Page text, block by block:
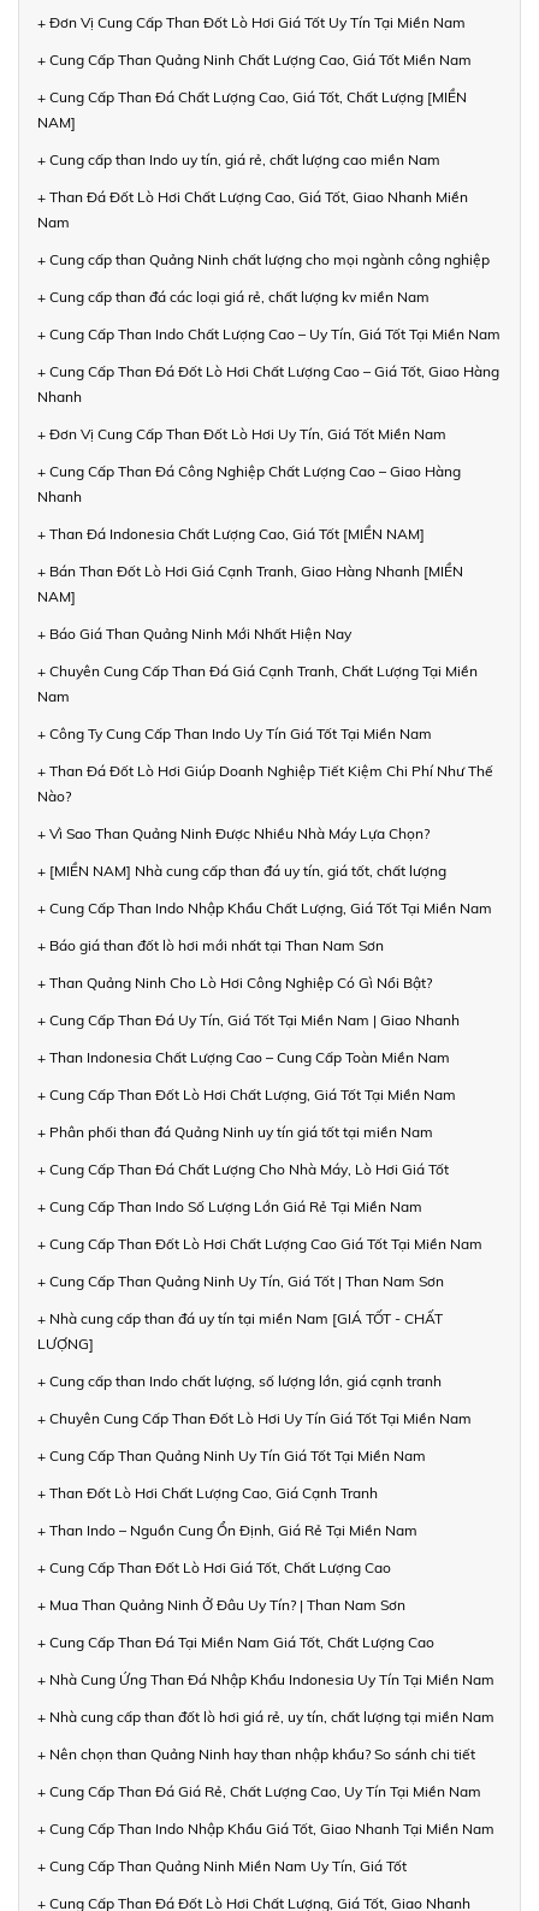
+ Đơn Vị Cung Cấp Than Đốt Lò Hơi Giá Tốt Uy Tín Tại Miền Nam
+ Cung Cấp Than Quảng Ninh Chất Lượng Cao, Giá Tốt Miền Nam
+ Cung Cấp Than Đá Chất Lượng Cao, Giá Tốt, Chất Lượng [MIỀN
NAM]
+ Cung cấp than Indo uy tín, giá rẻ, chất lượng cao miền Nam
+ Than Đá Đốt Lò Hơi Chất Lượng Cao, Giá Tốt, Giao Nhanh Miền
Nam
+ Cung cấp than Quảng Ninh chất lượng cho mọi ngành công nghiệp
+ Cung cấp than đá các loại giá rẻ, chất lượng kv miền Nam
+ Cung Cấp Than Indo Chất Lượng Cao – Uy Tín, Giá Tốt Tại Miền Nam
+ Cung Cấp Than Đá Đốt Lò Hơi Chất Lượng Cao – Giá Tốt, Giao Hàng
Nhanh
+ Đơn Vị Cung Cấp Than Đốt Lò Hơi Uy Tín, Giá Tốt Miền Nam
+ Cung Cấp Than Đá Công Nghiệp Chất Lượng Cao – Giao Hàng
Nhanh
+ Than Đá Indonesia Chất Lượng Cao, Giá Tốt [MIỀN NAM]
+ Bán Than Đốt Lò Hơi Giá Cạnh Tranh, Giao Hàng Nhanh [MIỀN
NAM]
+ Báo Giá Than Quảng Ninh Mới Nhất Hiện Nay
+ Chuyên Cung Cấp Than Đá Giá Cạnh Tranh, Chất Lượng Tại Miền
Nam
+ Công Ty Cung Cấp Than Indo Uy Tín Giá Tốt Tại Miền Nam
+ Than Đá Đốt Lò Hơi Giúp Doanh Nghiệp Tiết Kiệm Chi Phí Như Thế
Nào?
+ Vì Sao Than Quảng Ninh Được Nhiều Nhà Máy Lựa Chọn?
+ [MIỀN NAM] Nhà cung cấp than đá uy tín, giá tốt, chất lượng
+ Cung Cấp Than Indo Nhập Khẩu Chất Lượng, Giá Tốt Tại Miền Nam
+ Báo giá than đốt lò hơi mới nhất tại Than Nam Sơn
+ Than Quảng Ninh Cho Lò Hơi Công Nghiệp Có Gì Nổi Bật?
+ Cung Cấp Than Đá Uy Tín, Giá Tốt Tại Miền Nam | Giao Nhanh
+ Than Indonesia Chất Lượng Cao – Cung Cấp Toàn Miền Nam
+ Cung Cấp Than Đốt Lò Hơi Chất Lượng, Giá Tốt Tại Miền Nam
+ Phân phối than đá Quảng Ninh uy tín giá tốt tại miền Nam
+ Cung Cấp Than Đá Chất Lượng Cho Nhà Máy, Lò Hơi Giá Tốt
+ Cung Cấp Than Indo Số Lượng Lớn Giá Rẻ Tại Miền Nam
+ Cung Cấp Than Đốt Lò Hơi Chất Lượng Cao Giá Tốt Tại Miền Nam
+ Cung Cấp Than Quảng Ninh Uy Tín, Giá Tốt | Than Nam Sơn
+ Nhà cung cấp than đá uy tín tại miền Nam [GIÁ TỐT - CHẤT
LƯỢNG]
+ Cung cấp than Indo chất lượng, số lượng lớn, giá cạnh tranh
+ Chuyên Cung Cấp Than Đốt Lò Hơi Uy Tín Giá Tốt Tại Miền Nam
+ Cung Cấp Than Quảng Ninh Uy Tín Giá Tốt Tại Miền Nam
+ Than Đốt Lò Hơi Chất Lượng Cao, Giá Cạnh Tranh
+ Than Indo – Nguồn Cung Ổn Định, Giá Rẻ Tại Miền Nam
+ Cung Cấp Than Đốt Lò Hơi Giá Tốt, Chất Lượng Cao
+ Mua Than Quảng Ninh Ở Đâu Uy Tín? | Than Nam Sơn
+ Cung Cấp Than Đá Tại Miền Nam Giá Tốt, Chất Lượng Cao
+ Nhà Cung Ứng Than Đá Nhập Khẩu Indonesia Uy Tín Tại Miền Nam
+ Nhà cung cấp than đốt lò hơi giá rẻ, uy tín, chất lượng tại miền Nam
+ Nên chọn than Quảng Ninh hay than nhập khẩu? So sánh chi tiết
+ Cung Cấp Than Đá Giá Rẻ, Chất Lượng Cao, Uy Tín Tại Miền Nam
+ Cung Cấp Than Indo Nhập Khẩu Giá Tốt, Giao Nhanh Tại Miền Nam
+ Cung Cấp Than Quảng Ninh Miền Nam Uy Tín, Giá Tốt
+ Cung Cấp Than Đá Đốt Lò Hơi Chất Lượng, Giá Tốt, Giao Nhanh